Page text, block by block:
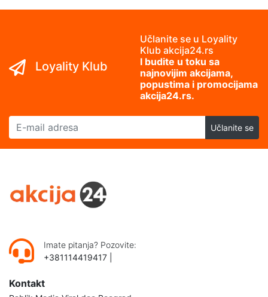
Loyality Klub
Učlanite se u Loyality
Klub akcija24.rs
I budite u toku sa
najnovijim akcijama,
popustima i promocijama
akcija24.rs.
E-mail adresa
Učlanite se
Imate pitanja? Pozovite:
+381114419417
Kontakt